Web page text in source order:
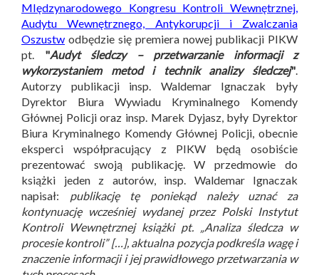
MIędzynarodowego Kongresu Kontroli Wewnętrznej,
Audytu Wewnętrznego, Antykorupcji i Zwalczania
Oszustw odbędzie się premiera nowej publikacji PIKW
pt. "Audyt śledczy – przetwarzanie informacji z
wykorzystaniem metod i technik analizy śledczej".
Autorzy publikacji insp. Waldemar Ignaczak były
Dyrektor Biura Wywiadu Kryminalnego Komendy
Głównej Policji oraz insp. Marek Dyjasz, były Dyrektor
Biura Kryminalnego Komendy Głównej Policji, obecnie
eksperci współpracujący z PIKW będą osobiście
prezentować swoją publikację. W przedmowie do
książki jeden z autorów, insp. Waldemar Ignaczak
napisał: publikację tę poniekąd należy uznać za
kontynuację wcześniej wydanej przez Polski Instytut
Kontroli Wewnętrznej książki pt. „Analiza śledcza w
procesie kontroli” […], aktualna pozycja podkreśla wagę i
znaczenie informacji i jej prawidłowego przetwarzania w